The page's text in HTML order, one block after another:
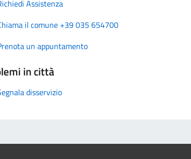
Assistenza
il comune +39 035 654700
un appuntamento
in città
disservizio